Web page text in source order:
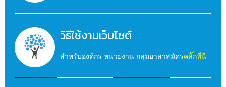
วิธีใช้งานเว็บไซต์
สำหรับองค์กร หน่วยงาน กลุ่มอาสาสมัครคลิ๊กที่นี่